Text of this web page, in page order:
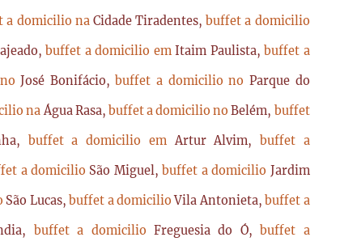
a domicilio na Cidade Tiradentes,buffet a domicilio
buffet a domicilio emItaim Paulista,buffet a
noJosé Bonifácio,buffet a domicilio no Parque do
naÁgua Rasa, buffet a domicilio noBelém, buffet
buffet a domicilio emArtur Alvim, buffet a
a domicilio São Miguel,buffet a domicilio Jardim
São Lucas,buffet a domicilioVila Antonieta,buffet a
buffet a domicilio Freguesia do Ó,buffet a